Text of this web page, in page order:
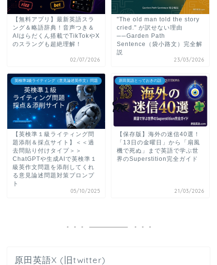
【無料アプリ】最新英語スラ
ング＆略語辞典！音声つき＆
AIはらだくん搭載でTikTokやX
のスラングも超絶理解！
02/07/2026
"The old man told the story
cried." が訳せない理由
──Garden Path
Sentence（袋小路文）完全解
説
23/03/2026
英検準1級ライティング（意見論述英作文）問題
【英検準１級ライティング問
題添削＆採点サイト】＜＜過
去問貼り付けタイプ＞＞
ChatGPTや生成AIで英検準１
級英作文問題を添削してくれ
る意見論述問題対策プロンプ
ト
05/10/2025
原田英語とっておきの話
【保存版】海外の迷信40選！
「13日の金曜日」から「扇風
機で死ぬ」まで英語で学ぶ世
界のSuperstition完全ガイド
21/03/2026
原田英語X (旧twitter)